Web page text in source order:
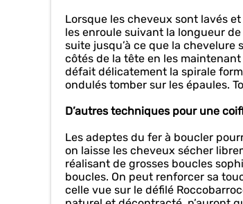
Lorsque les cheveux sont lavés
les enroule suivant la longueur
suite jusqu’à ce que la
côtés de la tête en les
défait délicatement la spirale
ondulés tomber sur les épaules.
D’autres techniques pour une
Les adeptes du fer à boucler
on laisse les cheveux sécher
réalisant de grosses boucles
boucles. On peut renforcer sa
celle vue sur le défilé